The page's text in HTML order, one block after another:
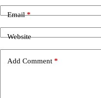
Email*
Website
Add Comment *